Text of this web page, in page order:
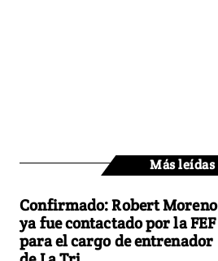
Más leídas
Confirmado: Robert Moreno
ya fue contactado por la FEF
para el cargo de entrenador